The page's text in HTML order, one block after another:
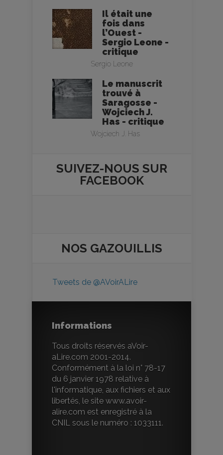
Il était une
fois dans
l’Ouest -
Sergio Leone -
critique
Sergio Leone
Le manuscrit
trouvé à
Saragosse -
Wojciech J.
Has - critique
Wojciech J. Has
SUIVEZ-NOUS SUR
FACEBOOK
NOS GAZOUILLIS
Tweets de @AVoirALire
Informations
Tous droits réservés aVoir-
aLire.com 2001-2014.
Conformément à la loi n° 78-17
du 6 janvier 1978 relative à
l'informatique, aux fichiers et aux
libertés, le site www.avoir-
alire.com est enregistré à la
CNIL sous le numéro : 1033111.